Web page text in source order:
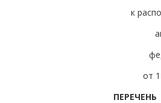
к
от
ПЕРЕЧЕНЬ